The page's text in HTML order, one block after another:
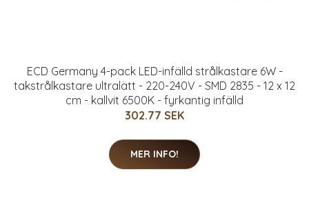
ECD Germany 4-pack LED-infälld strålkastare 6W -
takstrålkastare ultralätt - 220-240V - SMD 2835 - 12 x 12
cm - kallvit 6500K - fyrkantig infälld
302.77 SEK
MER INFO!